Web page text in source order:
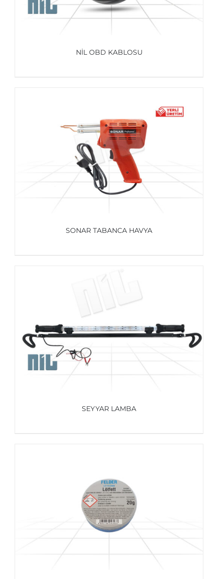
NİL OBD KABLOSU
AYRINTILAR
SONAR TABANCA HAVYA
SEYYAR LAMBA